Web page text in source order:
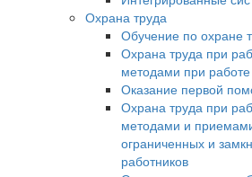
Охрана труда
Обучение по охране
Охрана труда при
методами при
Оказание первой
Охрана труда при
методами и
ограниченных и
работников